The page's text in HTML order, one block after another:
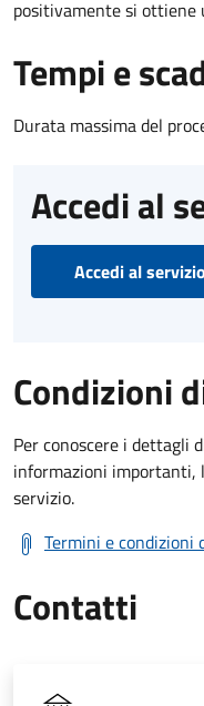
positivamente si ottiene
Tempi e
Durata massima del
Accedi al
Accedi al servizio
Condizioni
Per conoscere i dettagli
informazioni importanti,
servizio.
Termini e condizioni
Contatti